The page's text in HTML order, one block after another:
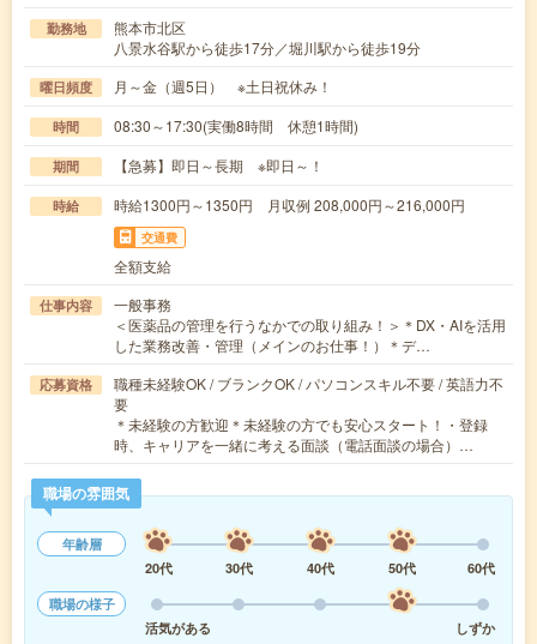
勤務地
熊本市北区
八景水谷駅から徒歩17分／堀川駅から徒歩19分
曜日頻度 月～金（週5日） ※土日祝休み！
時間 08:30～17:30(実働8時間 休憩1時間)
期間 【急募】即日～長期 ※即日～！
時給 時給1300円～1350円 月収例 208,000円～216,000円
交通費
全額支給
仕事内容
一般事務
＜医薬品の管理を行うなかでの取り組み！＞＊DX・AIを活用
した業務改善・管理（メインのお仕事！）＊デ…
応募資格
職種未経験OK / ブランクOK / パソコンスキル不要 / 英語力不
要
＊未経験の方歓迎＊未経験の方でも安心スタート！・登録
時、キャリアを一緒に考える面談（電話面談の場合）…
職場の雰囲気
年齢層
20代
30代 40代 50代
60代
職場の様子
活気がある
しずか